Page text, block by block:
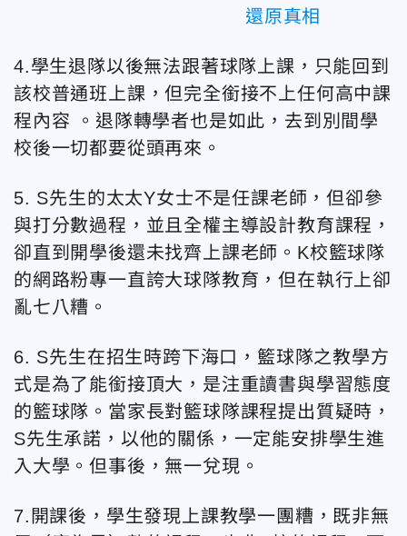
還原真相
4.學生退隊以後無法跟著球隊上課，只能回到
該校普通班上課，但完全銜接不上任何高中課
程內容 。退隊轉學者也是如此，去到別間學
校後一切都要從頭再來。
5. S先生的太太Y女士不是任課老師，但卻參
與打分數過程，並且全權主導設計教育課程，
卻直到開學後還未找齊上課老師。K校籃球隊
的網路粉專一直誇大球隊教育，但在執行上卻
亂七八糟。
6. S先生在招生時跨下海口，籃球隊之教學方
式是為了能銜接頂大，是注重讀書與學習態度
的籃球隊。當家長對籃球隊課程提出質疑時，
S先生承諾，以他的關係，一定能安排學生進
入大學。但事後，無一兌現。
7.開課後，學生發現上課教學一團糟，既非無